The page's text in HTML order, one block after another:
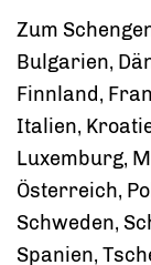
Zum
Bulgarien,
Finnland,
Italien,
Luxemburg,
Österreich,
Schweden,
Spanien,